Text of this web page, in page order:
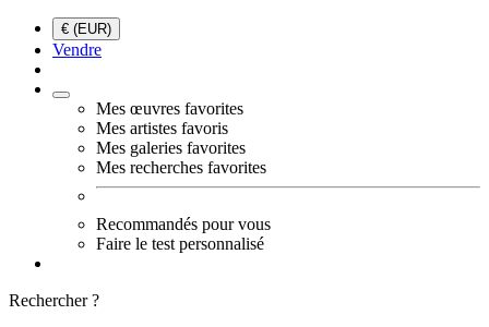
€ (EUR)
Vendre
Mes œuvres favorites
Mes artistes favoris
Mes galeries favorites
Mes recherches favorites
Recommandés pour vous
Faire le test personnalisé
Rechercher ?